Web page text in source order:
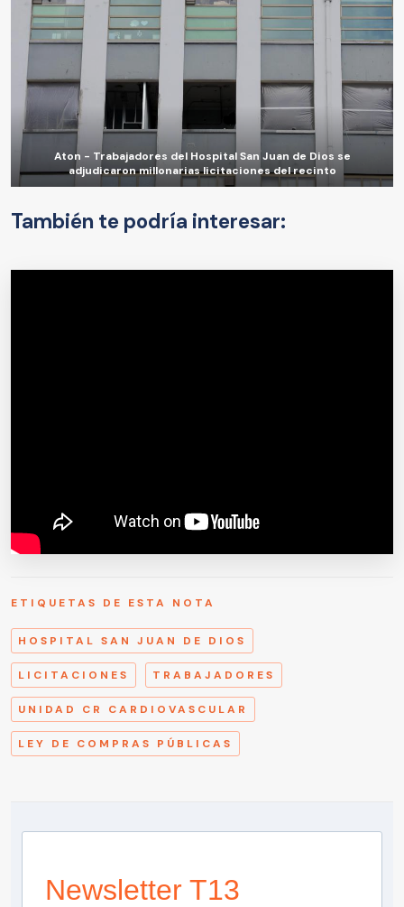
Aton - Trabajadores del Hospital San Juan de Dios se
adjudicaron millonarias licitaciones del recinto
También te podría interesar:
ETIQUETAS DE ESTA NOTA
HOSPITAL SAN JUAN DE DIOS
LICITACIONES TRABAJADORES
UNIDAD CR CARDIOVASCULAR
LEY DE COMPRAS PÚBLICAS
Newsletter T13